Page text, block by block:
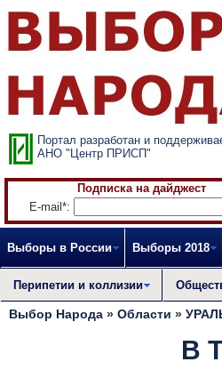
Портал разработан и
АНО "Центр ПРИСП"
Подписка на дайджест
E-mail*:
Выборы в России Выборы 2018
Перипетии и коллизии
Выбор Народа » Области »
В